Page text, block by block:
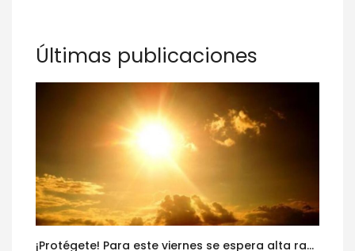
Últimas publicaciones
¡Protégete! Para este viernes se espera alta radiación solar